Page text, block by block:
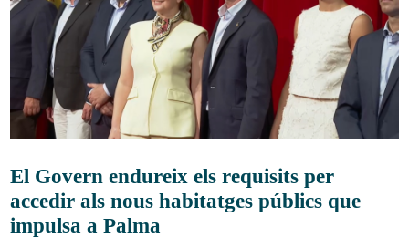
El Govern endureix els requisits per
accedir als nous habitatges públics que
impulsa a Palma